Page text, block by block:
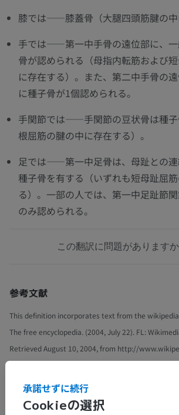
膝では——膝蓋骨（大腿四頭筋腱の中
手では——第一中手骨の遠位部に、
骨が認められる（母指内転筋および
に存在する）。また、第二中手骨の
に種子骨が1個認められる。
手関節では——手関節の豆状骨は種
根屈筋の腱の中に存在する）。
足では——第一中足骨は、母趾との
種子骨を有する（いずれも短母趾屈
る）。一部の人では、第一中足趾節
のみ認められる。
この翻訳に問題がありますか
参考文献
This definition incorporates text from the
The free encyclopedia. (2004, July 22). FL:
Retrieved August 10, 2004, from http://
解剖学的階層
Cookieの選択
承諾せずに続行